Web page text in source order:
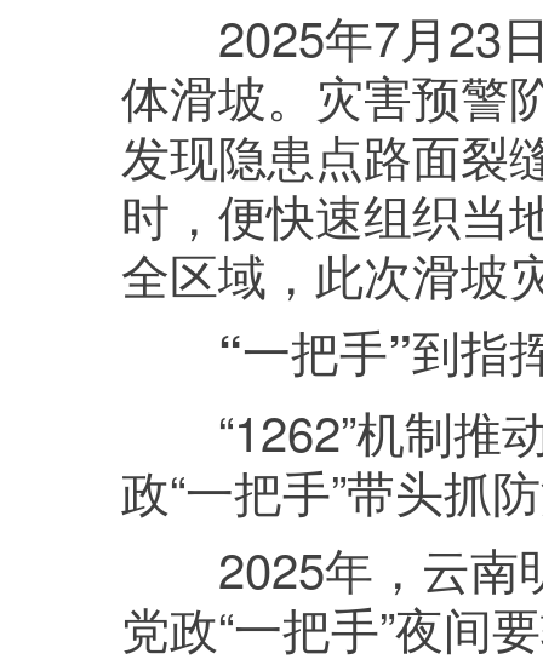
2025年7月23日
体滑坡。灾害预警
发现隐患点路面裂
时，便快速组织当
全区域，此次滑坡
“一把手”到指
“1262”机制推
政“一把手”带头抓
2025年，云南
党政“一把手”夜间